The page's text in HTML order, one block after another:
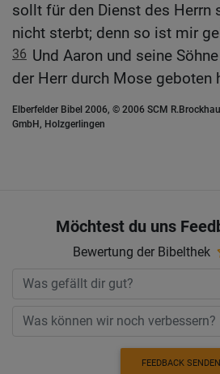
sollt für den Dienst des Herrn
nicht sterbt; denn so ist mir
36 Und Aaron und seine
der Herr durch Mose geboten
Elberfelder Bibel 2006, © 2006 SCM
GmbH, Holzgerlingen
Möchtest du uns
Bewertung der Bibelthek
FEEDBACK SENDEN